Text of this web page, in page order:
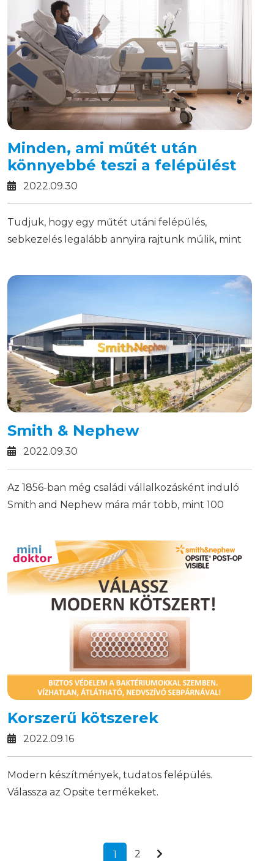
Minden, ami műtét után
könnyebbé teszi a felépülést
2022.09.30
Tudjuk, hogy egy műtét utáni felépülés,
sebkezelés legalább annyira rajtunk múlik, mint
Smith & Nephew
2022.09.30
Az 1856-ban még családi vállalkozásként induló
Smith and Nephew mára már több, mint 100
szakembereket a mindennapi erőfeszítéseikben,
abban, hogy betegeik életén könnyíthessenek,
javíthassanak.
Korszerű kötszerek
2022.09.16
Modern készítmények, tudatos felépülés.
Válassza az Opsite termékeket.
1 2